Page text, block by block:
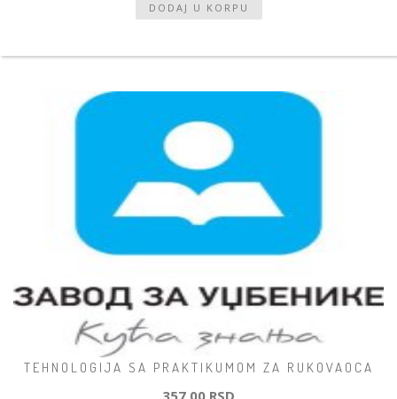
TEHNOLOGIJA SA PRAKTIKUMOM ZA RUKOVAOCA